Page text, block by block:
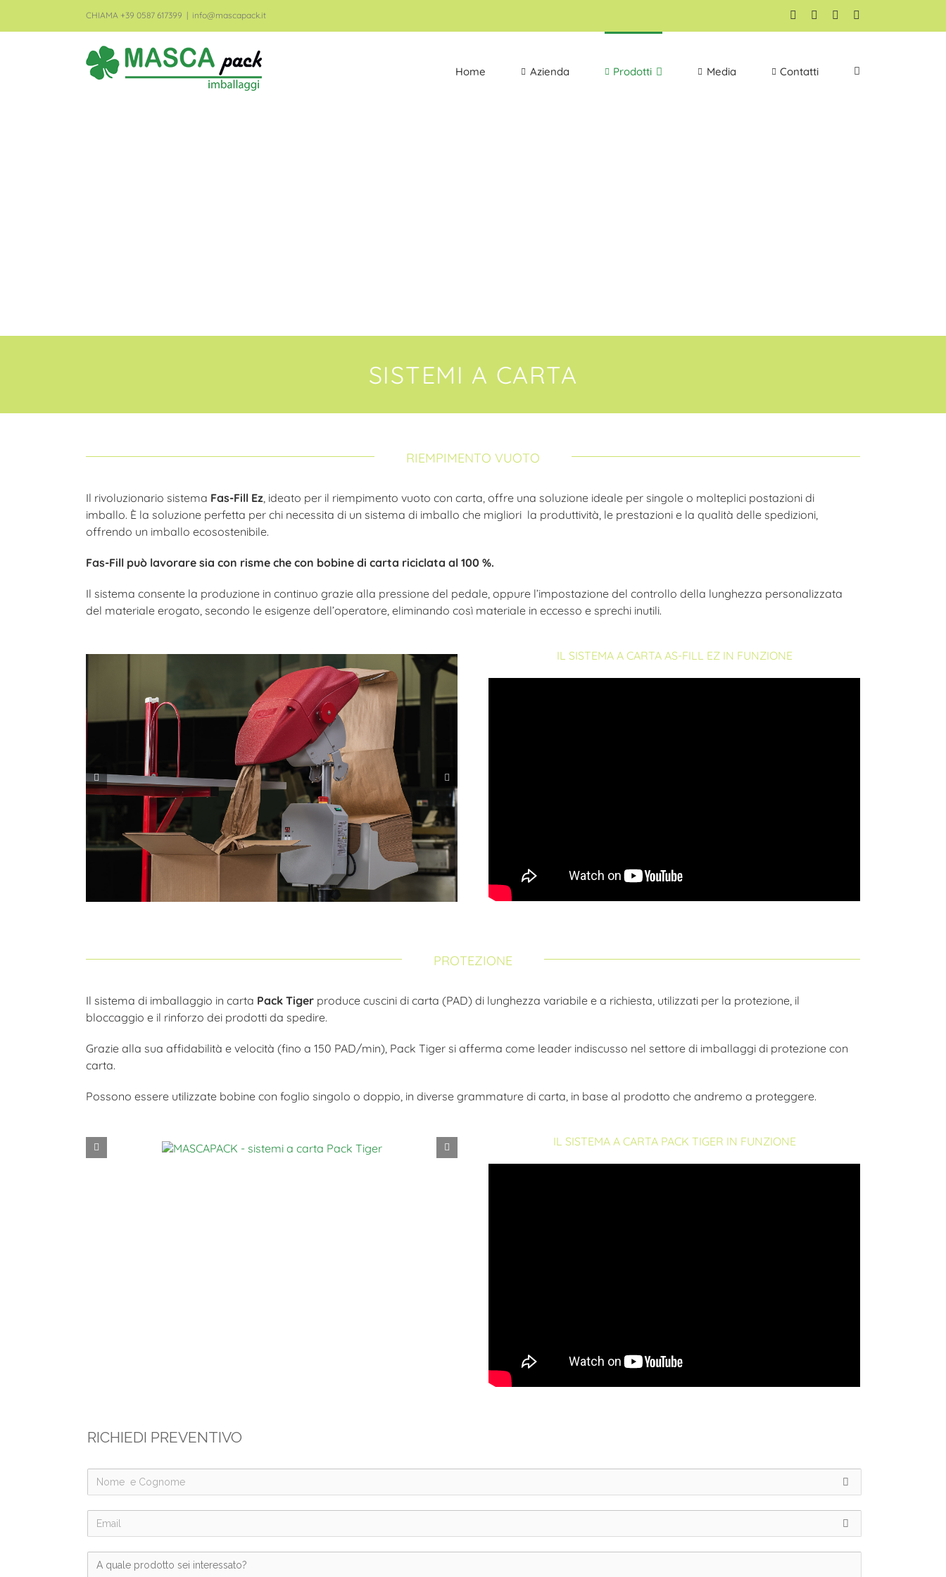
CHIAMA +39 0587 617399 | info@mascapack.it FacebookYouTubeGoogle+
Home Azienda Prodotti Media Contatti
SISTEMI A CARTA
RIEMPIMENTO VUOTO
Il rivoluzionario sistema Fas-Fill Ez, ideato per il riempimento vuoto con carta, offre una soluzione ideale per singole o molteplici postazioni di
imballo. È la soluzione perfetta per chi necessita di un sistema di imballo che migliori la produttività, le prestazioni e la qualità delle spedizioni,
offrendo un imballo ecosostenibile.
Fas-Fill può lavorare sia con risme che con bobine di carta riciclata al 100 %.
Il sistema consente la produzione in continuo grazie alla pressione del pedale, oppure l’impostazione del controllo della lunghezza personalizzata
del materiale erogato, secondo le esigenze dell’operatore, eliminando così materiale in eccesso e sprechi inutili.
IL SISTEMA A CARTA AS-FILL EZ IN FUNZIONE
Il sistema di imballaggio in cartaPack Tigerproduce cuscini di carta (PAD) di lunghezza variabile e a richiesta, utilizzati per la protezione, il
Grazie alla sua affidabilità e velocità (fino a 150 PAD/min), Pack Tiger si afferma come leader indiscusso nel settore di imballaggi di protezione con
Possono essere utilizzate bobine con foglio singolo o doppio, in diverse grammature di carta, in base al prodotto che andremo a proteggere.
IL SISTEMA A CARTA PACK TIGER IN FUNZIONE